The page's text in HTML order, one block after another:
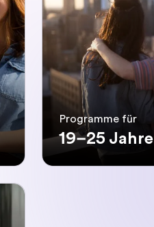
Programme für
19–25 Jahre